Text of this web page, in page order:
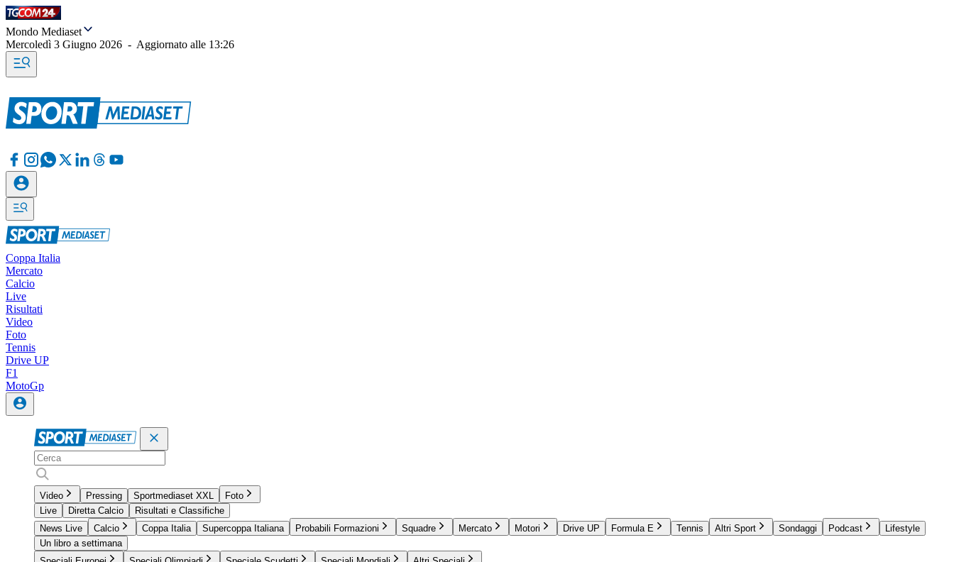
Mondo Mediaset
Mercoledì 3 Giugno 2026 - Aggiornato alle 13:26
Coppa Italia
Mercato
Calcio
Live
Risultati
Video
Foto
Tennis
Drive UP
F1
MotoGp
Video Pressing Sportmediaset XXL
Foto
Live
Diretta Calcio
Risultati e Classifiche
News Live
Calcio Coppa Italia Supercoppa Italiana Probabili Formazioni Squadre Mercato Motori Drive UP Formula E Tennis Altri Sport Sondaggi Podcast
Lifestyle
Un libro a settimana